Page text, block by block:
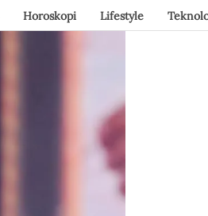
Horoskopi Lifestyle